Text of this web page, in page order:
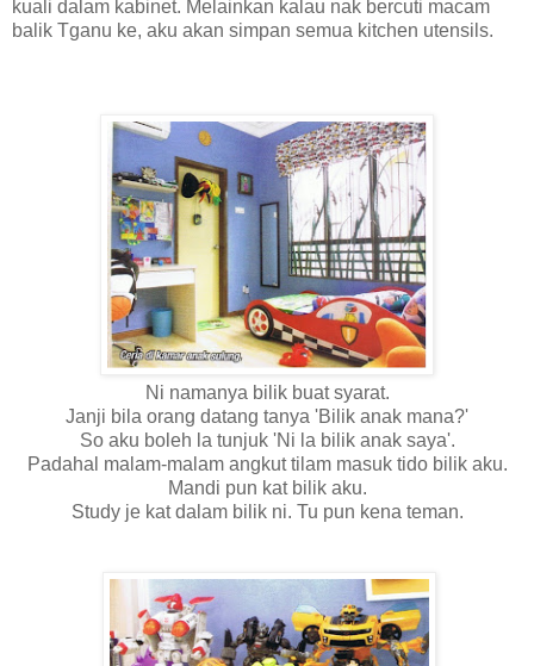
kuali dalam kabinet. Melainkan kalau nak bercuti macam
balik Tganu ke, aku akan simpan semua kitchen utensils.
Ni namanya bilik buat syarat.
Janji bila orang datang tanya 'Bilik anak mana?'
So aku boleh la tunjuk 'Ni la bilik anak saya'.
Padahal malam-malam angkut tilam masuk tido bilik aku.
Mandi pun kat bilik aku.
Study je kat dalam bilik ni. Tu pun kena teman.